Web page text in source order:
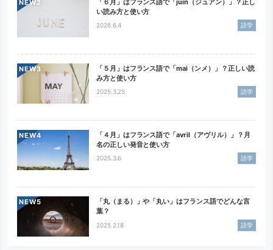
NEW
い読み方と使い方
2026.6.4 語学
NEW
「５月」はフランス語で「mai（ンメ）」？正しい読
み方と使い方
2025.3.25 語学
NEW
「４月」はフランス語で「avril（アヴリル）」？月
名の正しい発音と使い方
2025.3.6 語学
NEW
「丸（まる）」や「丸い」はフランス語でどんな言
葉？
2025.2.18 語学